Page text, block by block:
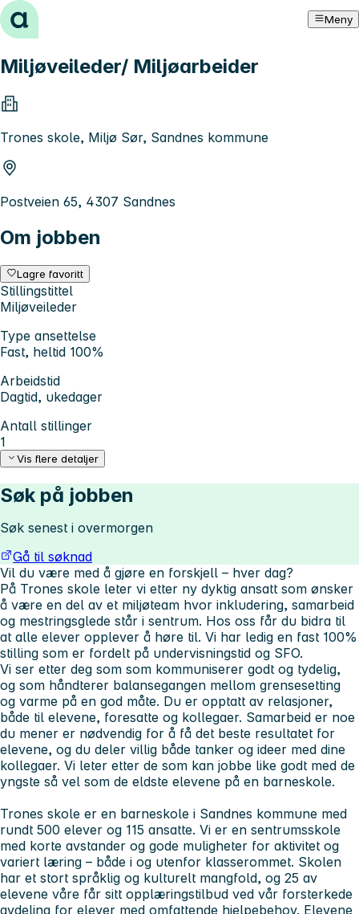
Hopp til innhold Meny
Miljøveileder/ Miljøarbeider
Trones skole, Miljø Sør, Sandnes kommune
Postveien 65, 4307 Sandnes
Om jobben
Lagre favoritt
Stillingstittel
Miljøveileder
Type ansettelse
Fast, heltid 100%
Arbeidstid
Dagtid, ukedager
Antall stillinger
1
Vis flere detaljer
Søk på jobben
Søk senest i overmorgen
Gå til søknad
Vil du være med å gjøre en forskjell – hver dag?
På Trones skole leter vi etter ny dyktig ansatt som ønsker
å være en del av et miljøteam hvor inkludering, samarbeid
og mestringsglede står i sentrum. Hos oss får du bidra til
at alle elever opplever å høre til. Vi har ledig en fast 100%
stilling som er fordelt på undervisningstid og SFO.
Vi ser etter deg som som kommuniserer godt og tydelig,
og som håndterer balansegangen mellom grensesetting
og varme på en god måte. Du er opptatt av relasjoner,
både til elevene, foresatte og kollegaer. Samarbeid er noe
du mener er nødvendig for å få det beste resultatet for
elevene, og du deler villig både tanker og ideer med dine
kollegaer. Vi leter etter de som kan jobbe like godt med de
yngste så vel som de eldste elevene på en barneskole.
Trones skole er en barneskole i Sandnes kommune med
rundt 500 elever og 115 ansatte. Vi er en sentrumsskole
med korte avstander og gode muligheter for aktivitet og
variert læring – både i og utenfor klasserommet. Skolen
har et stort språklig og kulturelt mangfold, og 25 av
elevene våre får sitt opplæringstilbud ved vår forsterkede
avdeling for elever med omfattende hjelpebehov. Elevene